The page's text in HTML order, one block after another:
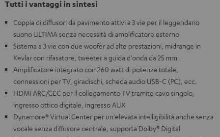
Tutti i vantaggi in sintesi
Coppia di diffusori da pavimento attivi a 3 vie per il leggendario
suono ULTIMA senza necessità di amplificatore esterno
Sistema a 3 vie con due woofer ad alte prestazioni, midrange in
Kevlar con rifasatore, tweeter a guida d'onda da 25 mm
Amplificatore integrato con 260 watt di potenza totale,
connessioni per TV, giradischi, scheda audio USB-C (PC), ecc.
HDMI ARC/CEC per il collegamento TV tramite cavo singolo,
ingresso ottico digitale, ingresso AUX
Dynamore® Virtual Center per un'elevata intelligibilità anche senza
vocale senza diffusore centrale, supporta Dolby® Digital